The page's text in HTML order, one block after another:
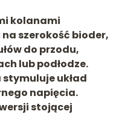
kolanami
szerokość bioder,
do przodu,
lub podłodze.
układ
napięcia.
stojącej